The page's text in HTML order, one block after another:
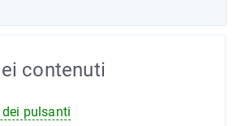
contenuti
dei pulsanti